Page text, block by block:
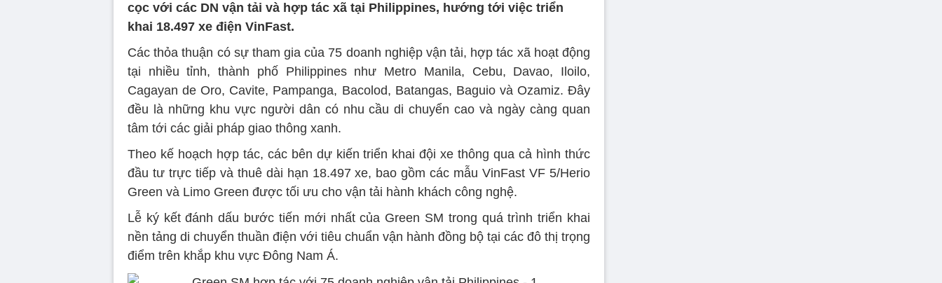
cọc với các DN vận tải và hợp tác xã tại Philippines, hướng tới việc triển
khai 18.497 xe điện VinFast.
Các thỏa thuận có sự tham gia của 75 doanh nghiệp vận tải, hợp tác xã hoạt động
tại nhiều tỉnh, thành phố Philippines như Metro Manila, Cebu, Davao, Iloilo,
Cagayan de Oro, Cavite, Pampanga, Bacolod, Batangas, Baguio và Ozamiz. Đây
đều là những khu vực người dân có nhu cầu di chuyển cao và ngày càng quan
tâm tới các giải pháp giao thông xanh.
Theo kế hoạch hợp tác, các bên dự kiến triển khai đội xe thông qua cả hình thức
đầu tư trực tiếp và thuê dài hạn 18.497 xe, bao gồm các mẫu VinFast VF 5/Herio
Green và Limo Green được tối ưu cho vận tải hành khách công nghệ.
Lễ ký kết đánh dấu bước tiến mới nhất của Green SM trong quá trình triển khai
nền tảng di chuyển thuần điện với tiêu chuẩn vận hành đồng bộ tại các đô thị trọng
điểm trên khắp khu vực Đông Nam Á.